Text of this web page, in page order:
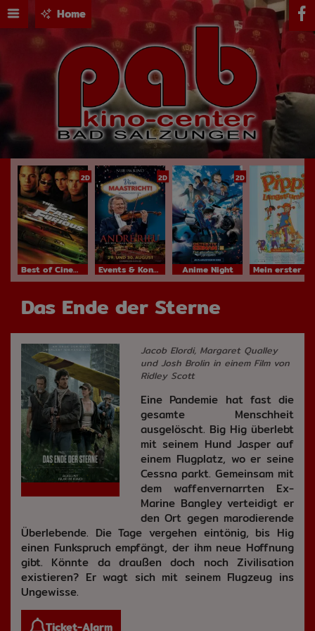
Home
2D
Best of Cinema
2D
Events & Konzerte
2D
Anime Night
Das Ende der Sterne
Jacob Elordi, Margaret Qualley
und Josh Brolin in einem Film von
Ridley Scott
Eine Pandemie hat fast die
gesamte Menschheit
ausgelöscht. Big Hig überlebt
mit seinem Hund Jasper auf
einem Flugplatz, wo er seine
Cessna parkt. Gemeinsam mit
dem waffenvernarrten Ex-
Marine Bangley verteidigt er
den Ort gegen marodierende
Überlebende. Die Tage vergehen eintönig, bis Hig
einen Funkspruch empfängt, der ihm neue Hoffnung
gibt. Könnte da draußen doch noch Zivilisation
existieren? Er wagt sich mit seinem Flugzeug ins
Ungewisse.
Ticket-Alarm